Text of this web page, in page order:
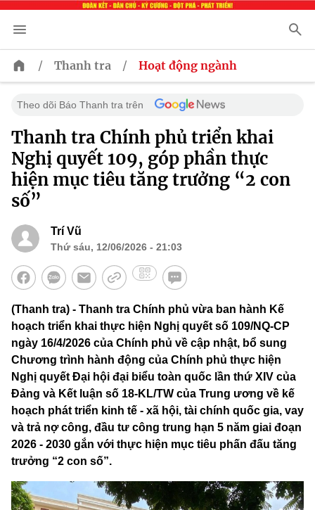
/ Thanh tra / Hoạt động ngành
Theo dõi Báo Thanh tra trên
Thanh tra Chính phủ triển khai
Nghị quyết 109, góp phần thực
hiện mục tiêu tăng trưởng “2 con
số”
Trí Vũ
Thứ sáu, 12/06/2026 - 21:03
(Thanh tra) - Thanh tra Chính phủ vừa ban hành Kế
hoạch triển khai thực hiện Nghị quyết số 109/NQ-CP
ngày 16/4/2026 của Chính phủ về cập nhật, bổ sung
Chương trình hành động của Chính phủ thực hiện
Nghị quyết Đại hội đại biểu toàn quốc lần thứ XIV của
Đảng và Kết luận số 18-KL/TW của Trung ương về kế
hoạch phát triển kinh tế - xã hội, tài chính quốc gia, vay
và trả nợ công, đầu tư công trung hạn 5 năm giai đoạn
2026 - 2030 gắn với thực hiện mục tiêu phấn đấu tăng
trưởng “2 con số”.